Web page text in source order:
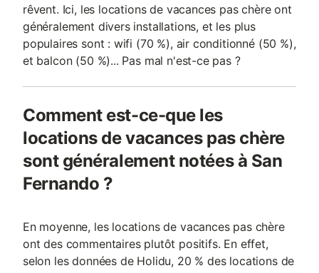
rêvent. Ici, les locations de vacances pas chère ont
généralement divers installations, et les plus
populaires sont : wifi (70 %), air conditionné (50 %),
et balcon (50 %)... Pas mal n'est-ce pas ?
Comment est-ce-que les
locations de vacances pas chère
sont généralement notées à San
Fernando ?
En moyenne, les locations de vacances pas chère
ont des commentaires plutôt positifs. En effet,
selon les données de Holidu, 20 % des locations de